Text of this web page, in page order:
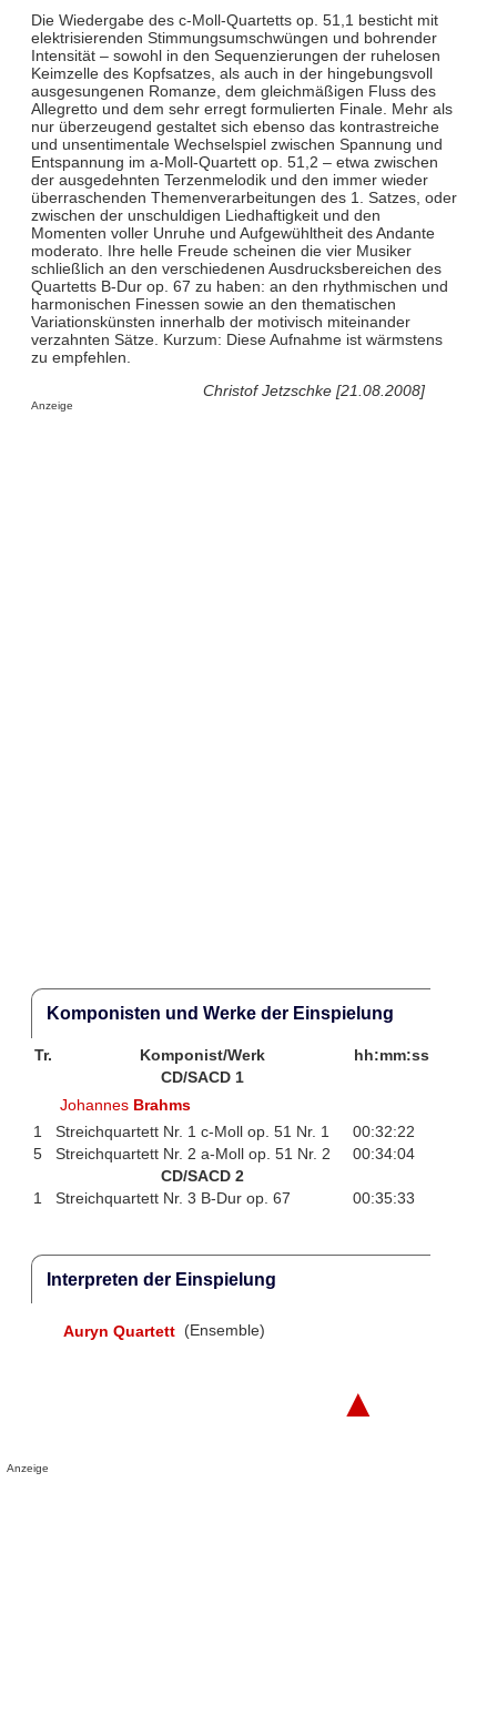
Die Wiedergabe des c-Moll-Quartetts op. 51,1 besticht mit
elektrisierenden Stimmungsumschwüngen und bohrender
Intensität – sowohl in den Sequenzierungen der ruhelosen
Keimzelle des Kopfsatzes, als auch in der hingebungsvoll
ausgesungenen Romanze, dem gleichmäßigen Fluss des
Allegretto und dem sehr erregt formulierten Finale. Mehr als
nur überzeugend gestaltet sich ebenso das kontrastreiche
und unsentimentale Wechselspiel zwischen Spannung und
Entspannung im a-Moll-Quartett op. 51,2 – etwa zwischen
der ausgedehnten Terzenmelodik und den immer wieder
überraschenden Themenverarbeitungen des 1. Satzes, oder
zwischen der unschuldigen Liedhaftigkeit und den
Momenten voller Unruhe und Aufgewühltheit des Andante
moderato. Ihre helle Freude scheinen die vier Musiker
schließlich an den verschiedenen Ausdrucksbereichen des
Quartetts B-Dur op. 67 zu haben: an den rhythmischen und
harmonischen Finessen sowie an den thematischen
Variationskünsten innerhalb der motivisch miteinander
verzahnten Sätze. Kurzum: Diese Aufnahme ist wärmstens
zu empfehlen.
Christof Jetzschke [21.08.2008]
Anzeige
Komponisten und Werke der Einspielung
Tr. Komponist/Werk
hh:mm:ss
CD/SACD 1
Johannes Brahms
1
Streichquartett Nr. 1 c-Moll op. 51 Nr. 1
00:32:22
5
Streichquartett Nr. 2 a-Moll op. 51 Nr. 2
00:34:04
CD/SACD 2
1
Streichquartett Nr. 3 B-Dur op. 67 00:35:33
Interpreten der Einspielung
Auryn Quartett (Ensemble)
▲
Anzeige